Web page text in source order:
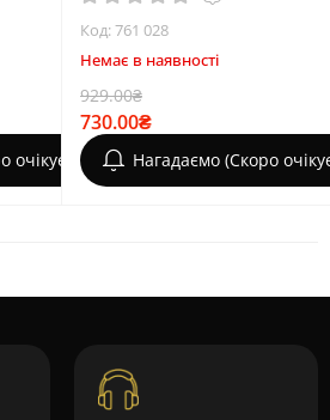
очікується)
Код: 761 028
Немає в наявності
929.00₴
730.00₴
Нагадаємо (Скоро